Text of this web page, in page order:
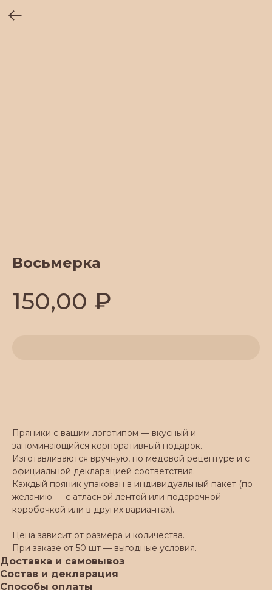
Восьмерка
150,00 ₽
Пряники с вашим логотипом — вкусный и
запоминающийся корпоративный подарок.
Изготавливаются вручную, по медовой рецептуре и с
официальной декларацией соответствия.
Каждый пряник упакован в индивидуальный пакет (по
желанию — с атласной лентой или подарочной
коробочкой или в других вариантах).
Цена зависит от размера и количества.
При заказе от 50 шт — выгодные условия.
Доставка и самовывоз
Состав и декларация
Способы оплаты